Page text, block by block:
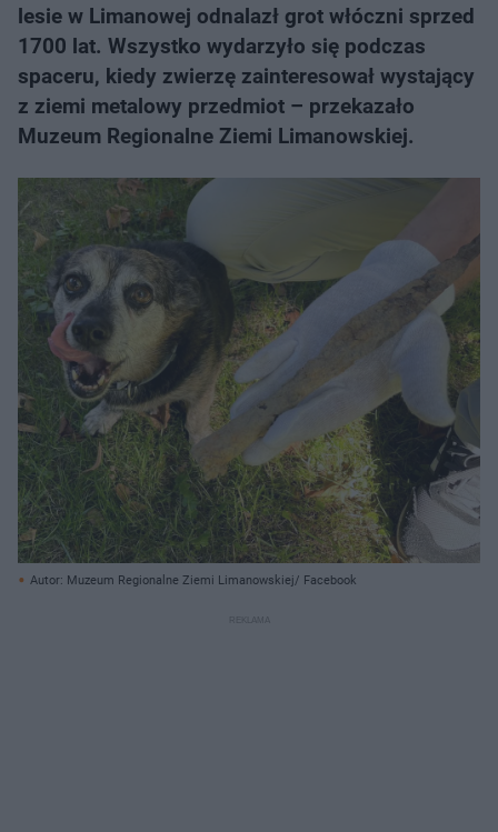
lesie w Limanowej odnalazł grot włóczni sprzed
1700 lat. Wszystko wydarzyło się podczas
spaceru, kiedy zwierzę zainteresował wystający
z ziemi metalowy przedmiot – przekazało
Muzeum Regionalne Ziemi Limanowskiej.
Autor: Muzeum Regionalne Ziemi Limanowskiej/ Facebook